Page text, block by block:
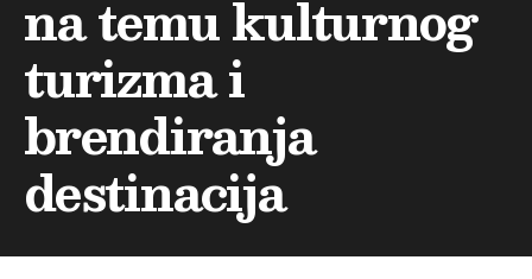
na temu kulturnog
turizma i
brendiranja
destinacija